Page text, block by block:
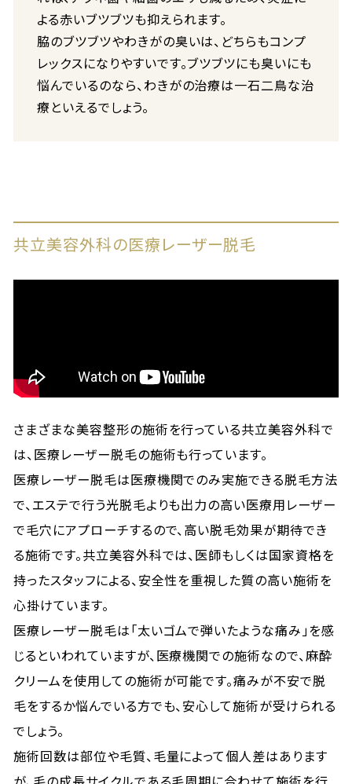
よる赤いブツブツも抑えられます。
脇のブツブツやわきがの臭いは、どちらもコンプ
レックスになりやすいです。ブツブツにも臭いにも
悩んでいるのなら、わきがの治療は一石二鳥な治
療といえるでしょう。
共立美容外科の医療レーザー脱毛
さまざまな美容整形の施術を行っている共立美容外科で
は、医療レーザー脱毛の施術も行っています。
医療レーザー脱毛は医療機関でのみ実施できる脱毛方法
で、エステで行う光脱毛よりも出力の高い医療用レーザー
で毛穴にアプローチするので、高い脱毛効果が期待でき
る施術です。共立美容外科では、医師もしくは国家資格を
持ったスタッフによる、安全性を重視した質の高い施術を
心掛けています。
医療レーザー脱毛は「太いゴムで弾いたような痛み」を感
じるといわれていますが、医療機関での施術なので、麻酔
クリームを使用しての施術が可能です。痛みが不安で脱
毛をするか悩んでいる方でも、安心して施術が受けられる
でしょう。
施術回数は部位や毛質、毛量によって個人差はあります